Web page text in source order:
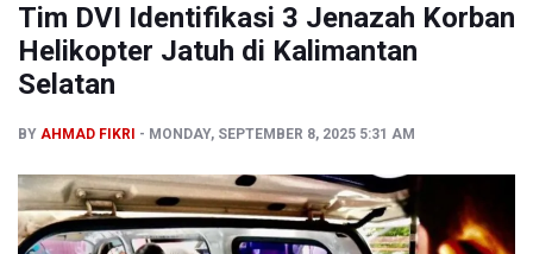
BGN Beri Batas Waktu SPPG Kantongi SLHS Paling
Tim DVI Identifikasi 3 Jenazah Korban
Helikopter Jatuh di Kalimantan
Selatan
BY AHMAD FIKRI MONDAY, SEPTEMBER 8, 2025 5:31 AM